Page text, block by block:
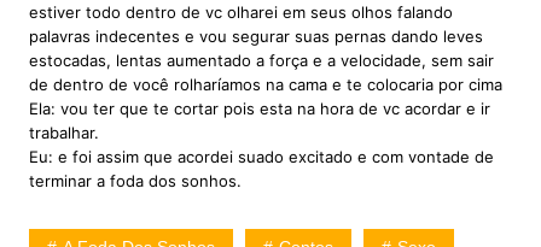
estiver todo dentro de vc olharei em seus olhos falando
palavras indecentes e vou segurar suas pernas dando leves
estocadas, lentas aumentado a força e a velocidade, sem sair
de dentro de você rolharíamos na cama e te colocaria por cima
Ela: vou ter que te cortar pois esta na hora de vc acordar e ir
trabalhar.
Eu: e foi assim que acordei suado excitado e com vontade de
terminar a foda dos sonhos.